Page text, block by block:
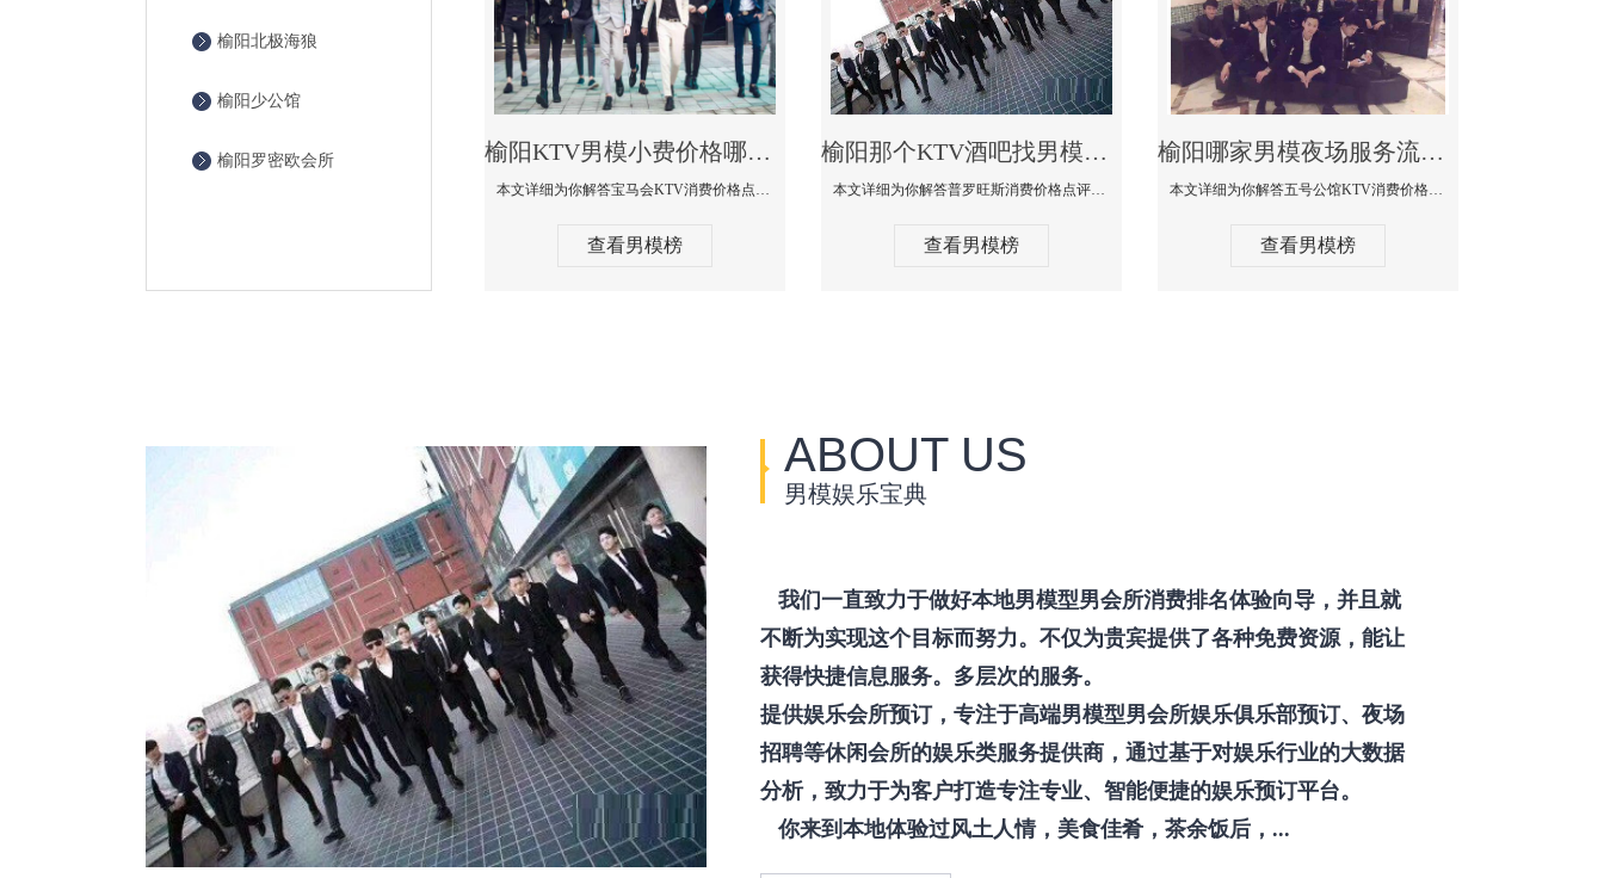
榆阳北极海狼
榆阳少公馆
榆阳罗密欧会所 榆阳KTV男模小费价格哪家便宜-宝马会KTV消费口碑点评
本文详细为你解答宝马会KTV消费价格点评，更多关于KTV男模小费价格哪家便宜免费咨询150 99997335微信同步！
查看男模榜
榆阳那个KTV酒吧找男模帅哥男妓多-普罗旺斯KTV真实口碑点评
本文详细为你解答普罗旺斯消费价格点评，更多关于那个KTV酒吧找男模帅哥最多免费咨询150 99997335微信同步！
查看男模榜
榆阳哪家男模夜场服务流程全面-五号公馆KTV消费价格点评
本文详细为你解答五号公馆KTV消费价格，更多关于哪家男模夜场服务流程全面免费咨询150 99997335微信同步！
查看男模榜
ABOUT US
男模娱乐宝典
我们一直致力于做好本地男模型男会所消费排名体验向导，并且就
不断为实现这个目标而努力。不仅为贵宾提供了各种免费资源，能让
获得快捷信息服务。多层次的服务。
提供娱乐会所预订，专注于高端男模型男会所娱乐俱乐部预订、夜场
招聘等休闲会所的娱乐类服务提供商，通过基于对娱乐行业的大数据
分析，致力于为客户打造专注专业、智能便捷的娱乐预订平台。
你来到本地体验过风土人情，美食佳肴，茶余饭后，...